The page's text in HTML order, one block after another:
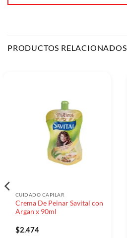
PRODUCTOS RELACIONADOS
CUIDADO CAPILAR
Crema De Peinar Savital con
Argan x 90ml
$2.474